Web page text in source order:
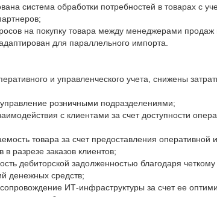
система обработки потребностей в товарах с
на покупку товара между менеджерами продаж
для параллельного импорта.
и управленческого учета, снижены
розничными подразделениями;
с клиентами за счет доступности
товара за счет предоставления
в разрезе заказов клиентов;
дебиторской задолженностью благодаря
денежных средств;
ИТ-инфраструктуры за счет ее